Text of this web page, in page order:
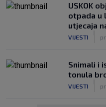
USKOK
otpada u
utjecaja
VIJESTI
Snimali i
tonula
VIJESTI